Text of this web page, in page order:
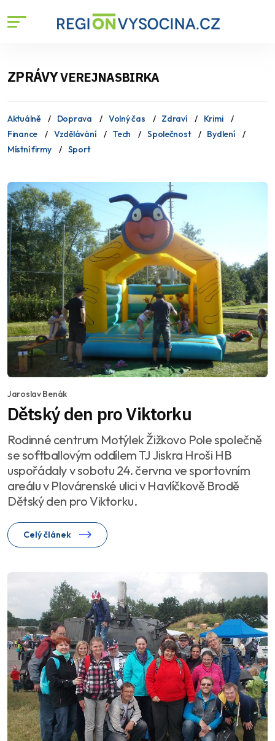
ZPRÁVYVEREJNASBIRKA
Aktuálně Doprava Volný čas Zdraví
Krimi
Finance
Vzdělávání Tech Společnost
Bydlení
Místní firmy
Sport
Jaroslav Benák
Dětský den pro Viktorku
Rodinné centrum Motýlek Žižkovo Pole společně
se softballovým oddílem TJ Jiskra Hroši HB
uspořádaly v sobotu 24. června ve sportovním
areálu v Plovárenské ulici v Havlíčkově Brodě
Dětský den pro Viktorku.
Celý článek